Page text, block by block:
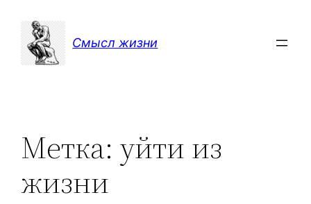
содержимому
Смысл жизни
Метка:уйти из
жизни